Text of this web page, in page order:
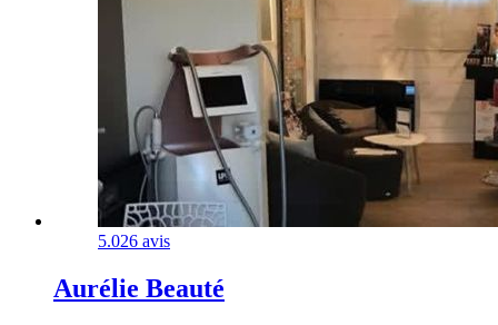
5.026 avis
Aurélie Beauté